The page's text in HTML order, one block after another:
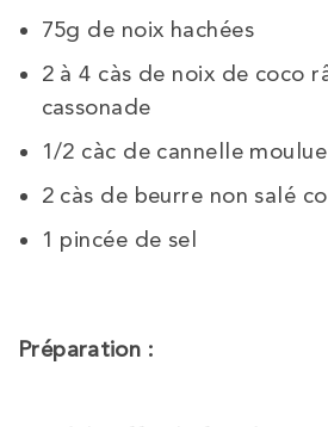
75g de noix hachées
2 à 4 càs de noix de coco
cassonade
1/2 càc de cannelle moulue
2 càs de beurre non salé
1 pincée de sel
Préparation :